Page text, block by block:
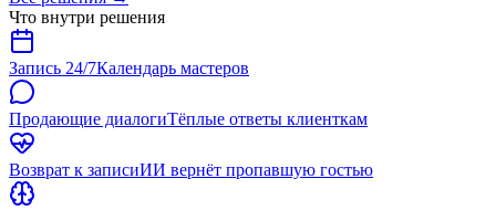
Что внутри решения
Запись 24/7Календарь мастеров
Продающие диалогиТёплые ответы клиенткам
Возврат к записиИИ вернёт пропавшую гостью